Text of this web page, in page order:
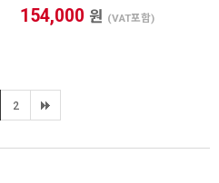
154,000 원 (VAT포함)
2